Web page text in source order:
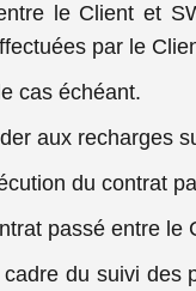
le Client et
par le
cas échéant.
aux recharges
du contrat
passé entre le
du suivi des